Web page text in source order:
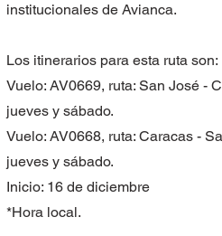
institucionales de Avianca.
Los itinerarios para esta ruta son:
Vuelo: AV0669, ruta: San José -
jueves y sábado.
Vuelo: AV0668, ruta: Caracas -
jueves y sábado.
Inicio: 16 de diciembre
*Hora local.